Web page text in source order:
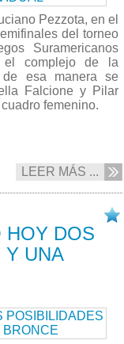
Pezzota, en el
del torneo
Suramericanos
el complejo de la
de esa manera se
Falcione y Pilar
femenino.
LEER MÁS ...
HOY DOS
Y UNA